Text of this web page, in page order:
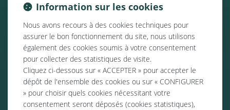
Information sur les cookies
Nous avons recours à des cookies techniques pour
assurer le bon fonctionnement du site, nous utilisons
également des cookies soumis à votre consentement
pour collecter des statistiques de visite.
Cliquez ci-dessous sur « ACCEPTER » pour accepter le
dépôt de l'ensemble des cookies ou sur « CONFIGURER
» pour choisir quels cookies nécessitant votre
consentement seront déposés (cookies statistiques),